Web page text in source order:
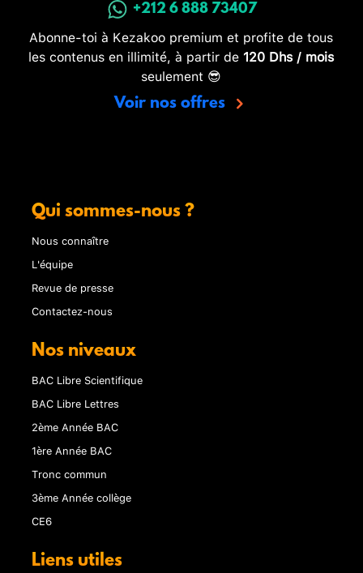
+212 6 888 73407
Abonne-toi à Kezakoo premium et profite de tous
les contenus en illimité, à partir de 120 Dhs / mois
seulement 😎
Voir nos offres
Qui sommes-nous ?
Nous connaître
L'équipe
Revue de presse
Contactez-nous
Nos niveaux
BAC Libre Scientifique
BAC Libre Lettres
2ème Année BAC
1ère Année BAC
Tronc commun
3ème Année collège
CE6
Liens utiles